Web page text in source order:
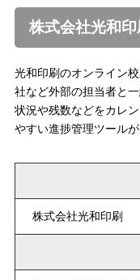
株式会社光和印
光和印刷のオンライン
社など外部の担当者と
状況や残数などをカレ
やすい進捗管理ツールが
株式会社光和印刷